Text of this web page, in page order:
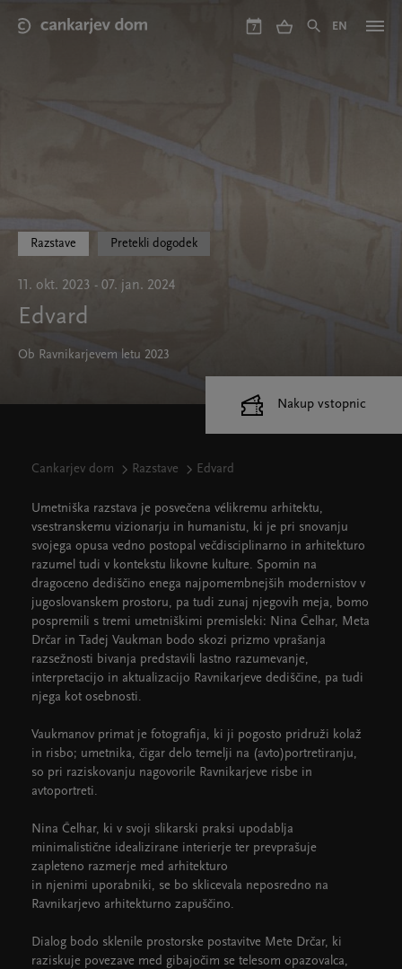
main
7 EN
Razstave Pretekli dogodek
11. okt. 2023 - 07. jan. 2024
Edvard
Ob Ravnikarjevem letu 2023
Cankarjev dom Razstave Edvard
Umetniška razstava je posvečena vélikremu arhitektu,
vsestranskemu vizionarju in humanistu, ki je pri snovanju
svojega opusa vedno postopal večdisciplinarno in arhitekturo
razumel tudi v kontekstu likovne kulture. Spomin na
dragoceno dediščino enega najpomembnejših modernistov v
jugoslovanskem prostoru, pa tudi zunaj njegovih meja, bomo
pospremili s tremi umetniškimi premisleki: Nina Čelhar, Meta
Drčar in Tadej Vaukman bodo skozi prizmo vprašanja
razsežnosti bivanja predstavili lastno razumevanje,
interpretacijo in aktualizacijo Ravnikarjeve dediščine, pa tudi
njega kot osebnosti.
Vaukmanov primat je fotografija, ki ji pogosto pridruži kolaž
in risbo; umetnika, čigar delo temelji na (avto)portretiranju,
so pri raziskovanju nagovorile Ravnikarjeve risbe in
avtoportreti.
Nina Čelhar, ki v svoji slikarski praksi upodablja
minimalistične idealizirane interierje ter prevprašuje
zapleteno razmerje med arhitekturo
in njenimi uporabniki, se bo sklicevala neposredno na
Ravnikarjevo arhitekturno zapuščino.
Dialog bodo sklenile prostorske postavitve Mete Drčar, ki
raziskuje povezave med gibajočim se telesom opazovalca,
Nakup vstopnic